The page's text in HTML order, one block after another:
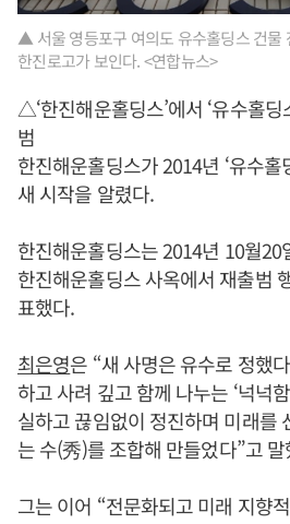
▲ 서울 영등포구 여의도 유수홀딩스 건물
한진로고가 보인다. <연합뉴스>
△‘한진해운홀딩스’에서 ‘유수홀
범
한진해운홀딩스가 2014년 ‘유수홀
새 시작을 알렸다.
한진해운홀딩스는 2014년 10월20
한진해운홀딩스 사옥에서 재출범
표했다.
최은영은 “새 사명은 유수로 정했
하고 사려 깊고 함께 나누는 ‘넉넉
실하고 끊임없이 정진하며 미래를
는 수(秀)를 조합해 만들었다”고 말
그는 이어 “전문화되고 미래 지향